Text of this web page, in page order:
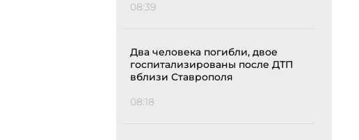
08:39
Два человека погибли, двое
госпитализированы после ДТП
вблизи Ставрополя
08:18